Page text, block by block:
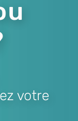
votre